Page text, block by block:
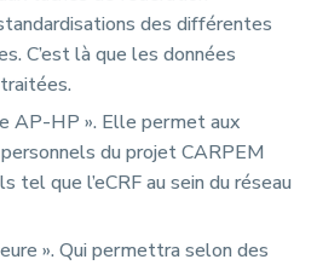
des différentes
C’est là que les données
AP-HP ». Elle permet aux
du projet CARPEM
tel que l’eCRF au sein du réseau
». Qui permettra selon des